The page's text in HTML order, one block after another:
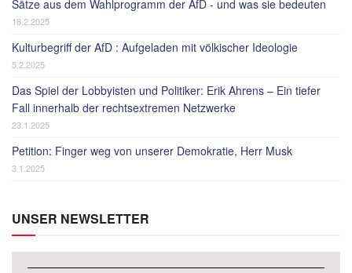
Sätze aus dem Wahlprogramm der AfD - und was sie bedeuten
18.2.2025
Kulturbegriff der AfD : Aufgeladen mit völkischer Ideologie
5.2.2025
Das Spiel der Lobbyisten und Politiker: Erik Ahrens – Ein tiefer
Fall innerhalb der rechtsextremen Netzwerke
23.1.2025
Petition: Finger weg von unserer Demokratie, Herr Musk
3.1.2025
UNSER NEWSLETTER